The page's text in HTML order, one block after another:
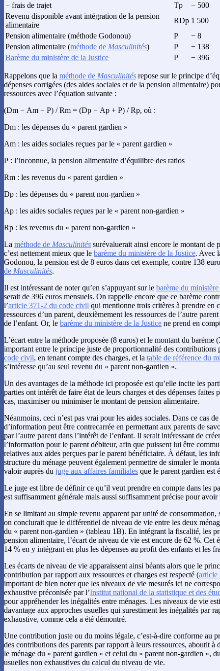
− frais de trajet Tp
− 500
Revenu disponible avant intégration de la pension
alimentaire
RDp 1 500
Pension alimentaire (méthode Godonou)
P
− 8
Pension alimentaire (méthode de Masculinités) P
− 138
Barème du ministère de la Justice
P − 396
Rappelons que la méthode de Masculinités repose sur le principe
dépenses corrigées (des aides sociales et de la pension alimentaire)
ressources avec l’équation suivante :
(Dm − Am − P) / Rm = (Dp − Ap + P) / Rp, où :
Dm : les dépenses du « parent gardien »
Am : les aides sociales reçues par le « parent gardien »
P : l’inconnue, la pension alimentaire d’équilibre des ratios
Rm : les revenus du « parent gardien »
Dp : les dépenses du « parent non-gardien »
Ap : les aides sociales reçues par le « parent non-gardien »
Rp : les revenus du « parent non-gardien »
La méthode de Masculinités surévaluerait ainsi encore le montant de
c’est nettement mieux que le barème du ministère de la Justice. Avec
Godonou, la pension est de 8 euros dans cet exemple, contre 138
de Masculinités.
Il est intéressant de noter qu’en s’appuyant sur le barème du
serait de 396 euros mensuels. On rappelle encore que ce barème
l’article 371-2 du code civil qui mentionne trois critères à prendre en
ressources d’un parent, deuxièmement les ressources de l’autre
de l’enfant. Or, le barème du ministère de la Justice ne prend en
L’écart entre la méthode proposée (8 euros) et le montant du barème
important entre le principe juste de proportionnalité des contributions
code civil, en tenant compte des charges, et la table de référence du
s’intéresse qu’au seul revenu du « parent non-gardien ».
Un des avantages de la méthode ici proposée est qu’elle incite les
parties ont intérêt de faire état de leurs charges et des dépenses faites
cas, maximiser ou minimiser le montant de pension alimentaire.
Néanmoins, ceci n’est pas vrai pour les aides sociales. Dans ce cas
d’information peut être contrecarrée en permettant aux parents de
par l’autre parent dans l’intérêt de l’enfant. Il serait intéressant de
l’information pour le parent débiteur, afin que puissent lui être
relatives aux aides perçues par le parent bénéficiaire. À défaut, les
structure du ménage peuvent également permettre de simuler le
valoir auprès du juge aux affaires familiales que le parent gardien est
Le juge est libre de définir ce qu’il veut prendre en compte dans les
est suffisamment générale mais aussi suffisamment précise pour
En se limitant au simple revenu apparent par unité de consommation,
on conclurait que le différentiel de niveau de vie entre les deux
du « parent non-gardien » (tableau 1B). En intégrant la fiscalité, les
pension alimentaire, l’écart de niveau de vie est encore de 62 %. Cet
14 % en y intégrant en plus les dépenses au profit des enfants et les
Les écarts de niveau de vie apparaissent ainsi béants alors que le
contribution par rapport aux ressources et charges est respecté (article
important de bien noter que les niveaux de vie mesurés ici ne
exhaustive préconisée par l’Institut national de la statistique et des
pour appréhender les inégalités entre ménages. Les niveaux de vie
davantage aux approches usuelles qui surestiment les inégalités par
exhaustive, comme cela a été démontré.
Une contribution juste ou du moins légale, c’est-à-dire conforme au
des contributions des parents par rapport à leurs ressources, aboutit à
le ménage du « parent gardien » et celui du « parent non-gardien »,
usuelles non exhaustives du calcul du niveau de vie.